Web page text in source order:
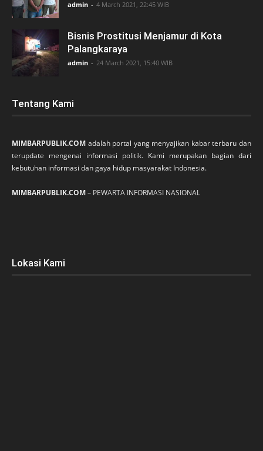
admin - 4 March 2021, 22:45 WIB
Bisnis Prostitusi Menjamur di Kota
Palangkaraya
admin - 24 March 2021, 15:40 WIB
Tentang Kami
MIMBARPUBLIK.COM adalah portal yang menyajikan kabar terbaru dan
terupdate mengenai informasi politik. Kami merupakan bagian dari
kebutuhan informasi dan gaya hidup masyarakat Indonesia.
MIMBARPUBLIK.COM– PEWARTA INFORMASI NASIONAL
Lokasi Kami